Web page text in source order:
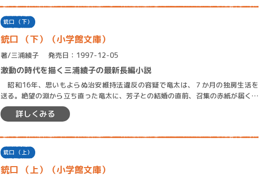
銃口 （下）
銃口 （下）（小学館文庫）
著/三浦綾子 発売日：1997-12-05
激動の時代を描く三浦綾子の最新長編小説
昭和16年、思いもよらぬ治安維持法違反の容疑で竜太は、７か月の独房生活を
送る。絶望の淵から立ち直った竜太に、芳子との結婚の直前、召集の赤紙が届く。
入隊、そして20年８月15日、満州から…
詳しくみる
銃口 （上）
銃口 （上）（小学館文庫）